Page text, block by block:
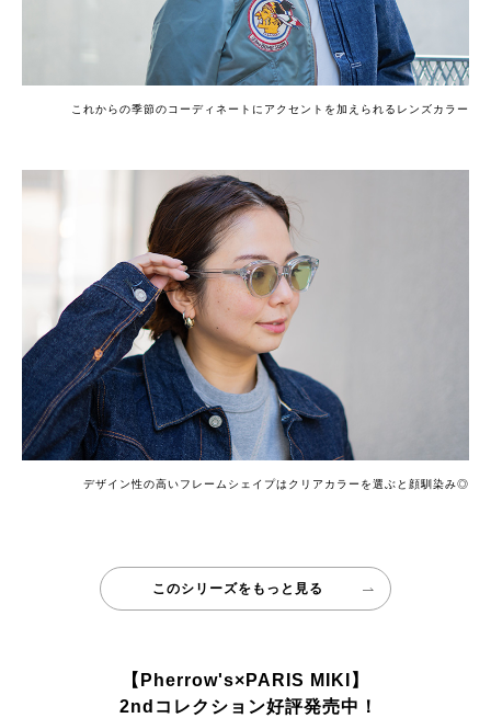
これからの季節のコーディネートにアクセントを加えられるレンズカラー
デザイン性の高いフレームシェイプはクリアカラーを選ぶと顔馴染み◎
このシリーズをもっと見る
【Pherrow's×PARIS MIKI】
2ndコレクション好評発売中！